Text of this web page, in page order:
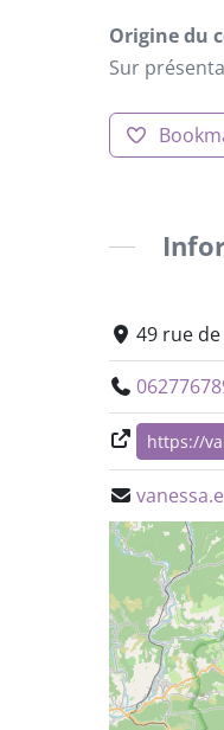
Origine du
Sur
49 rue de
https://